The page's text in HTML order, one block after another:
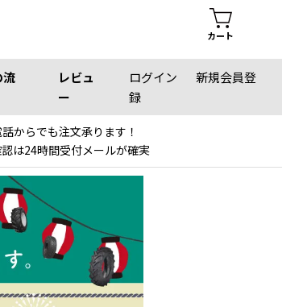
カート
流
レビュ
ー
ログイン
新規会員登
録
話からでも注文承ります！
は24時間受付メールが確実